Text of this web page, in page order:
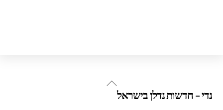
Back
נדי - חדשות נדלן בישראל